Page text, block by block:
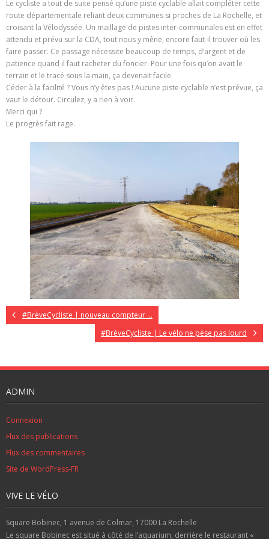
Le cycliste a tout de suite pensé qu’une piste cyclable allait compléter cette
route départementale reliant deux communes si proches de La Rochelle, et
croisant la Vélodyssée. Un maillage de pistes inter-communales est en effet
attendu et prévu sur la CDA, tout nous y mêne, encore faut-il trouver où les
faire passer. Ce passage nécessite beaucoup de temps, d’argent et de
patience quand il faut racheter du foncier. Pour une fois qu’on avait le
terrain et le tracé sous la main, ça devenait facile.
Céder à la facilité ? Vous n’y êtes pas ! Aucune piste cyclable n’est prévue, ça
vaut le détour. Circulez, y a rien à voir.
Merci qui ?
Le progrès fait rage.
#BrèveCycliste | nouveau compteur …
#BrèveCycliste | Le vélo ne pèse pas lourd
ADMIN
Connexion
Flux des publications
Flux des commentaires
Site de WordPress-FR
VIVE LE VÉLO
Square Bobinec, 1 avenue de Colmar, 17000 La Rochelle
Le square Bobinec est situé à côté de l’aquarium, derrière le restaurant «